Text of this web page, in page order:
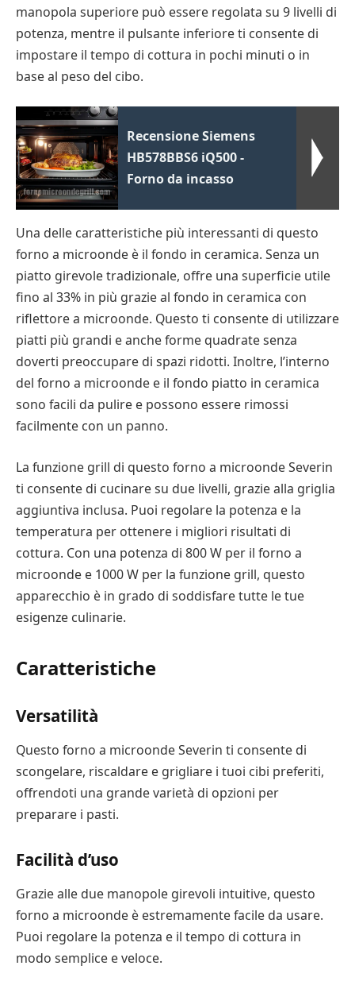
manopola superiore può essere regolata su 9 livelli di
potenza, mentre il pulsante inferiore ti consente di
impostare il tempo di cottura in pochi minuti o in
base al peso del cibo.
Recensione Siemens
HB578BBS6 iQ500 -
Forno da incasso
Una delle caratteristiche più interessanti di questo
forno a microonde è il fondo in ceramica. Senza un
piatto girevole tradizionale, offre una superficie utile
fino al 33% in più grazie al fondo in ceramica con
riflettore a microonde. Questo ti consente di utilizzare
piatti più grandi e anche forme quadrate senza
doverti preoccupare di spazi ridotti. Inoltre, l’interno
del forno a microonde e il fondo piatto in ceramica
sono facili da pulire e possono essere rimossi
facilmente con un panno.
La funzione grill di questo forno a microonde Severin
ti consente di cucinare su due livelli, grazie alla griglia
aggiuntiva inclusa. Puoi regolare la potenza e la
temperatura per ottenere i migliori risultati di
cottura. Con una potenza di 800 W per il forno a
microonde e 1000 W per la funzione grill, questo
apparecchio è in grado di soddisfare tutte le tue
esigenze culinarie.
Caratteristiche
Versatilità
Questo forno a microonde Severin ti consente di
scongelare, riscaldare e grigliare i tuoi cibi preferiti,
offrendoti una grande varietà di opzioni per
preparare i pasti.
Facilità d’uso
Grazie alle due manopole girevoli intuitive, questo
forno a microonde è estremamente facile da usare.
Puoi regolare la potenza e il tempo di cottura in
modo semplice e veloce.